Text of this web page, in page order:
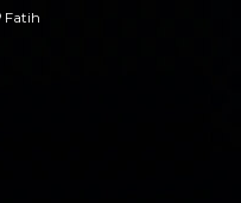
Fatih